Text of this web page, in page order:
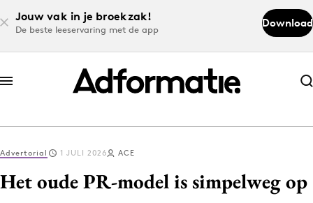
Jouw vak in je broekzak!
De beste leeservaring met de app
Download
Abonneer nu
Abonneer nu
Log in
Advertorial 1 JULI 2026 ACE
Het oude PR-model is simpelweg op